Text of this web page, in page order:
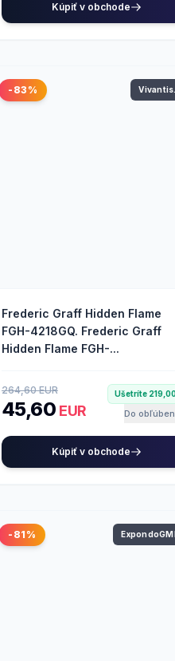
Kúpiť v obchode
-83%
Frederic Graff Hidden Flame
FGH-4218GQ. Frederic Graff
Hidden Flame FGH-...
264,60 EUR
45,60 EUR
Ušetríte
Do
Kúpiť v obchode
-81%